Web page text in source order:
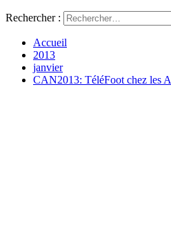
Rechercher :
Accueil
2013
janvier
CAN2013: TéléFoot chez les